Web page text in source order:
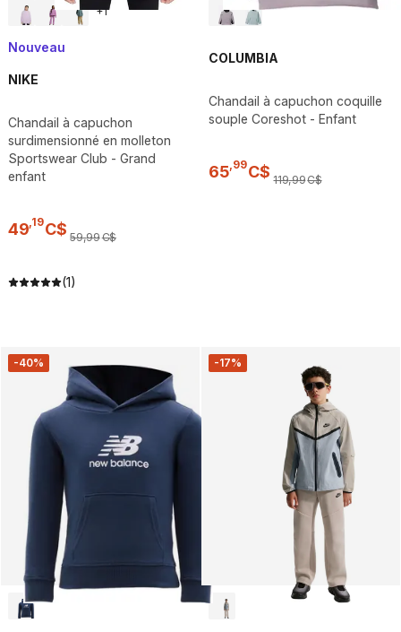
+1
Nouveau
NIKE
Chandail à capuchon
surdimensionné en molleton
Sportswear Club - Grand
enfant
49 19C$ 59,99C$
(1)
COLUMBIA
Chandail à capuchon coquille
souple Coreshot - Enfant
65 99C$ 119,99C$
-40% -17%